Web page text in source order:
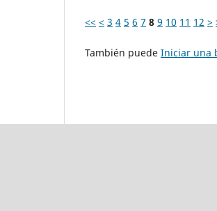
<< < 3 4 5 6 7 8 9 10 11 12 >
También puede Iniciar una